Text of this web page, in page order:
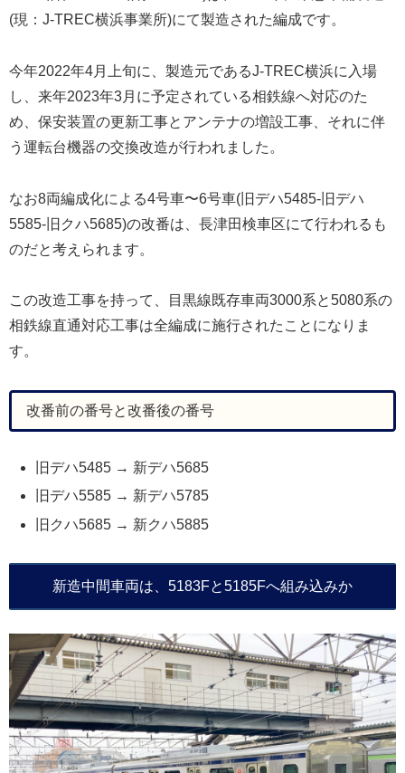
(現：J-TREC横浜事業所)にて製造された編成です。
今年2022年4月上旬に、製造元であるJ-TREC横浜に入場
し、来年2023年3月に予定されている相鉄線へ対応のた
め、保安装置の更新工事とアンテナの増設工事、それに伴
う運転台機器の交換改造が行われました。
なお8両編成化による4号車〜6号車(旧デハ5485-旧デハ
5585-旧クハ5685)の改番は、長津田検車区にて行われるも
のだと考えられます。
この改造工事を持って、目黒線既存車両3000系と5080系の
相鉄線直通対応工事は全編成に施行されたことになりま
す。
改番前の番号と改番後の番号
旧デハ5485 → 新デハ5685
旧デハ5585 → 新デハ5785
旧クハ5685 → 新クハ5885
新造中間車両は、5183Fと5185Fへ組み込みか